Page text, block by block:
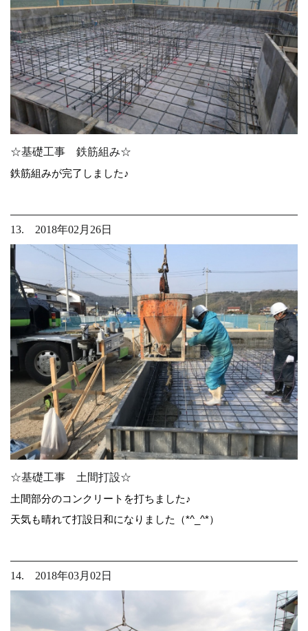
☆基礎工事 鉄筋組み☆
鉄筋組みが完了しました♪
13. 2018年02月26日
☆基礎工事 土間打設☆
土間部分のコンクリートを打ちました♪
天気も晴れて打設日和になりました（*^_^*）
14. 2018年03月02日